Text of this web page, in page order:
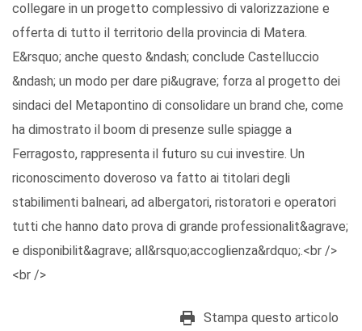
collegare in un progetto complessivo di valorizzazione e
offerta di tutto il territorio della provincia di Matera.
E&rsquo; anche questo &ndash; conclude Castelluccio
&ndash; un modo per dare pi&ugrave; forza al progetto dei
sindaci del Metapontino di consolidare un brand che, come
ha dimostrato il boom di presenze sulle spiagge a
Ferragosto, rappresenta il futuro su cui investire. Un
riconoscimento doveroso va fatto ai titolari degli
stabilimenti balneari, ad albergatori, ristoratori e operatori
tutti che hanno dato prova di grande professionalit&agrave;
e disponibilit&agrave; all&rsquo;accoglienza&rdquo;.<br />
<br />
Stampa questo articolo